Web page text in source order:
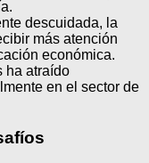
descuidada, la
más atención
económica.
ha atraído
en el sector de